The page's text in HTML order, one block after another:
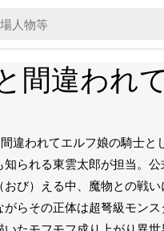
間違われ
違われてエルフ娘の騎士と
られる東雲太郎が担当。公
び）える中、魔物との戦い
らその正体は超弩級モンス